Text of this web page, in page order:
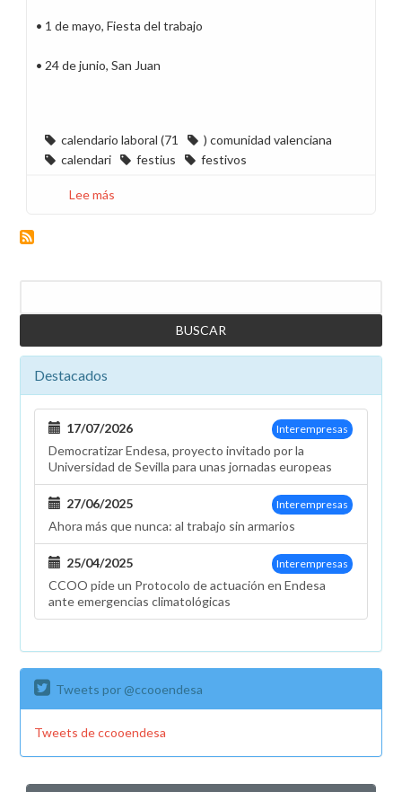
• 1 de mayo, Fiesta del trabajo
• 24 de junio, San Juan
calendario laboral (71
) comunidad valenciana
calendari
festius festivos
Lee más
Destacados
Interempresas
17/07/2026
Democratizar Endesa, proyecto invitado por la
Universidad de Sevilla para unas jornadas europeas
Interempresas
27/06/2025
Ahora más que nunca: al trabajo sin armarios
Interempresas
25/04/2025
CCOO pide un Protocolo de actuación en Endesa
ante emergencias climatológicas
Tweets por @ccooendesa
Tweets de ccooendesa